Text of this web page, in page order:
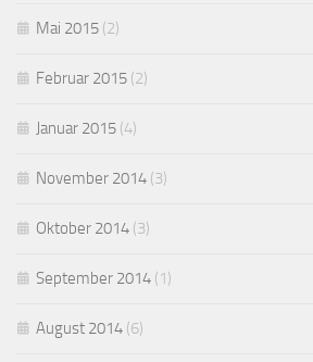
Mai 2015 (2)
Februar 2015 (2)
Januar 2015 (4)
November 2014 (3)
Oktober 2014 (3)
September 2014 (1)
August 2014 (6)